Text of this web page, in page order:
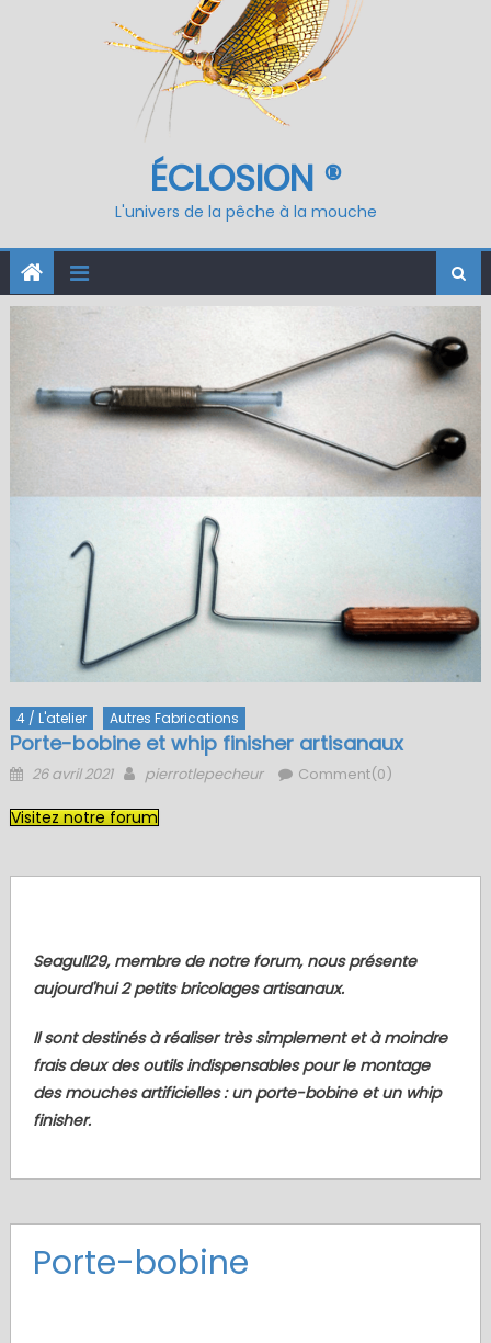
ÉCLOSION ®
L'univers de la pêche à la mouche
4 / L'atelier Autres Fabrications
Porte-bobine et whip finisher artisanaux
Posted
26 avril 2021 Author
pierrotlepecheur Comment(0)
Visitez notre forum
Seagull29, membre de notre forum, nous présente
aujourd'hui 2 petits bricolages artisanaux.
Il sont destinés à réaliser très simplement et à moindre
frais deux des outils indispensables pour le montage
des mouches artificielles : un porte-bobine et un whip
finisher.
Porte-bobine